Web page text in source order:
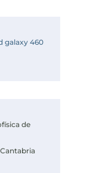
galaxy 460
de